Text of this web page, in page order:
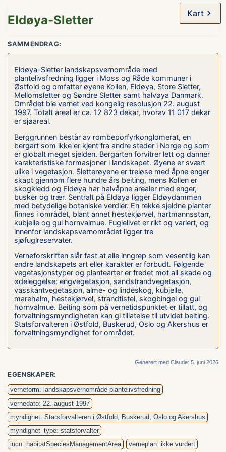
Kart
Eldøya-Sletter
SAMMENDRAG:
Eldøya-Sletter landskapsvernområde med
plantelivsfredning ligger i Moss og Råde kommuner i
Østfold og omfatter øyene Kollen, Eldøya, Store Sletter,
Mellomsletter og Søndre Sletter samt halvøya Danmark.
Området ble vernet ved kongelig resolusjon 22. august
1997. Totalt areal er ca. 12 823 dekar, hvorav 11 017 dekar
er sjøareal.
Berggrunnen består av rombeporfyrkonglomerat, en
bergart som ikke er kjent fra andre steder i Norge og som
er globalt meget sjelden. Bergarten forvitrer lett og danner
karakteristiske formasjoner i landskapet. Øyene er svært
ulike i vegetasjon. Sletterøyene er treløse med åpne enger
skapt gjennom flere hundre års beiting, mens Kollen er
skogkledd og Eldøya har halvåpne arealer med enger,
busker og trær. Sentralt på Eldøya ligger Eldøydammen
med betydelige botaniske verdier. En rekke sjeldne planter
finnes i området, blant annet hestekjørvel, hartmannsstarr,
kubjelle og gul hornvalmue. Fuglelivet er rikt og variert, og
innenfor landskapsvernområdet ligger tre
sjøfuglreservater.
Verneforskriften slår fast at alle inngrep som vesentlig kan
endre landskapets art eller karakter er forbudt. Følgende
vegetasjonstyper og plantearter er fredet mot all skade og
ødeleggelse: engvegetasjon, sandstrandvegetasjon,
vasskantvegetasjon, alme- og lindeskog, kubjelle,
marehalm, hestekjørvel, strandtistel, skogbingel og gul
hornvalmue. Beiting som på vernetidspunktet er tillatt, og
forvaltningsmyndigheten kan gi tillatelse til utvidet beiting.
Statsforvalteren i Østfold, Buskerud, Oslo og Akershus er
forvaltningsmyndighet for området.
Generert med Claude: 5. juni 2026
EGENSKAPER:
verneform: landskapsvernområde plantelivsfredning
vernedato: 22. august 1997
myndighet: Statsforvalteren i Østfold, Buskerud, Oslo og Akershus
myndighet_type: statsforvalter
iucn: habitatSpeciesManagementArea
verneplan: ikke vurdert